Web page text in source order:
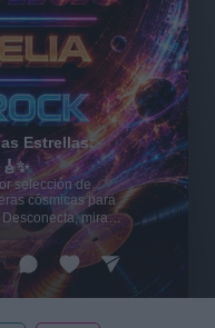
Estrellas:
selección de
cósmicas para
mira
cero. 💾 ¡Guarda
estrellada!